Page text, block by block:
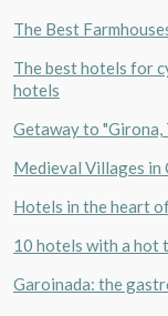
The Best
The best hotels for
hotels
Getaway to "Girona,
Medieval Villages in
Hotels in the heart
10 hotels with a hot
Garoinada: the